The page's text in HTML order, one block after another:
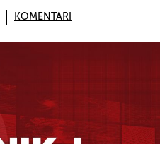
KOMENTARI